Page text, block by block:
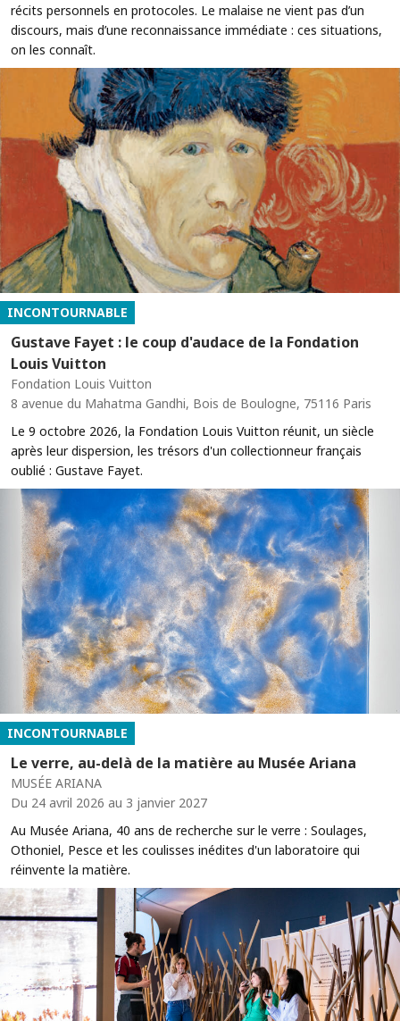
récits personnels en protocoles. Le malaise ne vient pas d’un
discours, mais d’une reconnaissance immédiate : ces situations,
on les connaît.
INCONTOURNABLE
Gustave Fayet : le coup d'audace de la Fondation
Louis Vuitton
Fondation Louis Vuitton
8 avenue du Mahatma Gandhi, Bois de Boulogne, 75116 Paris
Le 9 octobre 2026, la Fondation Louis Vuitton réunit, un siècle
après leur dispersion, les trésors d'un collectionneur français
oublié : Gustave Fayet.
INCONTOURNABLE
Le verre, au-delà de la matière au Musée Ariana
MUSÉE ARIANA
Du 24 avril 2026 au 3 janvier 2027
Au Musée Ariana, 40 ans de recherche sur le verre : Soulages,
Othoniel, Pesce et les coulisses inédites d'un laboratoire qui
réinvente la matière.